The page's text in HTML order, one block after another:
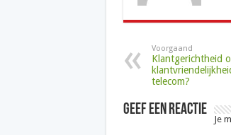
Voorgaand
Klantgerichtheid
telecom?
Geef een reactie
Je